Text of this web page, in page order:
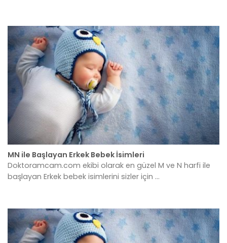
MN ile Başlayan Erkek Bebek İsimleri
Doktoramcam.com ekibi olarak en güzel M ve N harfi ile
başlayan Erkek bebek isimlerini sizler için ...